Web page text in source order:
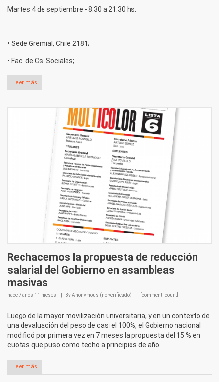
Martes 4 de septiembre - 8.30 a 21.30 hs.
• Sede Gremial, Chile 2181;
• Fac. de Cs. Sociales;
Leer más
Rechacemos la propuesta de reducción
salarial del Gobierno en asambleas
masivas
hace7 años 11 meses ByAnonymous (no verificado) [comment_count]
Luego de la mayor movilización universitaria, y en un contexto de
una devaluación del peso de casi el 100%, el Gobierno nacional
modificó por primera vez en 7 meses la propuesta del 15 % en
cuotas que puso como techo a principios de año.
Leer más